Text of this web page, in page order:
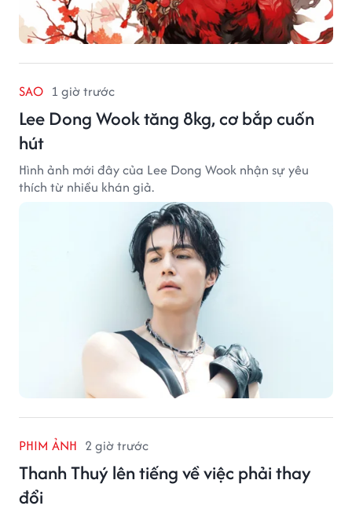
SAO 1 giờ trước
Lee Dong Wook tăng 8kg, cơ bắp cuốn
hút
Hình ảnh mới đây của Lee Dong Wook nhận sự yêu
thích từ nhiều khán giả.
PHIM ẢNH 2 giờ trước
Thanh Thuý lên tiếng về việc phải thay
đổi